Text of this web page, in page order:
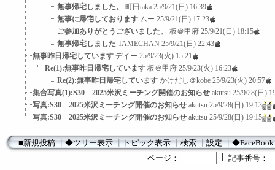
無事帰宅しました。
町田taka 25/9/21(日) 16:39
無事に帰宅しております ムー 25/9/21(日) 17:23
ご参加ありがとうございました。
板＠甲府 25/9/21(日) 18:15
無事帰宅しました TAMECHAN 25/9/21(日) 22:43
無事昨日帰宅しています デイー 25/9/23(火) 15:21
Re(1):無事昨日帰宅しています 板＠甲府 25/9/23(火) 16:23
Re(2):無事昨日帰宅しています かけだし＠kobe 25/9/23(火) 20:57
集合写真(1):S30 2025米沢ミーチング開催のお知らせ akutsu 25/9/28(日)
写真:S30 2025米沢ミーチング開催のお知らせ akutsu 25/9/28(日) 19:13
写真:S30 2025米沢ミーチング開催のお知らせ akutsu 25/9/28(日) 19:15
■新規投稿┃◆ツリー表示┃トピック表示┃検索┃設定┃◆FaceBook
ページ：
記事番号：